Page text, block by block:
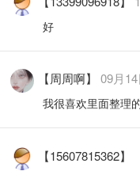
好
【周周啊】09月
我很喜欢里面整理
【15607815362】